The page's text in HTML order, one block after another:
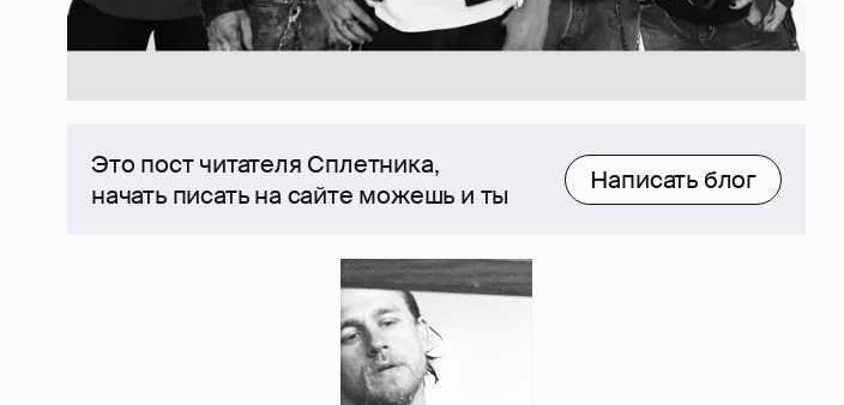
Это пост читателя Сплетника,
начать писать на сайте можешь и ты
Написать блог